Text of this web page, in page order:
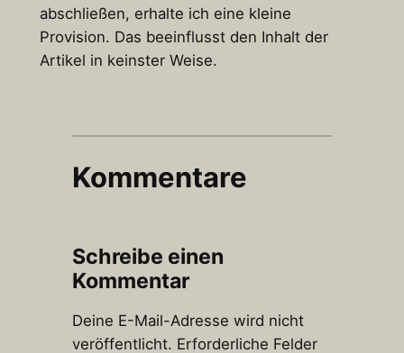
abschließen, erhalte ich eine kleine
Provision. Das beeinflusst den Inhalt der
Artikel in keinster Weise.
Kommentare
Schreibe einen
Kommentar
Deine E-Mail-Adresse wird nicht
veröffentlicht. Erforderliche Felder